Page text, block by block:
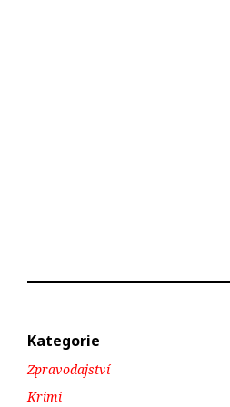
Kategorie
Zpravodajství
Krimi